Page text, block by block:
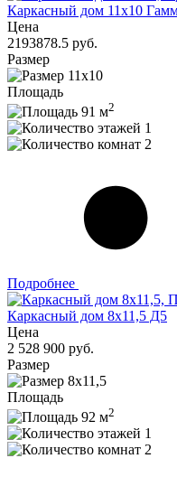
Каркасный дом 11x10
Цена
2193878.5 руб.
Размер
11x10
Площадь
91 м2
1
2
Подробнее
Каркасный дом 8x11,5 Д5
Цена
2 528 900 руб.
Размер
8x11,5
Площадь
92 м2
1
2